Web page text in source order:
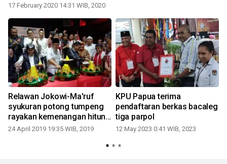
17 February 2020 14:31 WIB, 2020
Relawan Jokowi-Ma'ruf
syukuran potong tumpeng
rayakan kemenangan hitung
cepat
24 April 2019 19:35 WIB, 2019
KPU Papua terima
pendaftaran berkas bacaleg
tiga parpol
12 May 2023 0:41 WIB, 2023